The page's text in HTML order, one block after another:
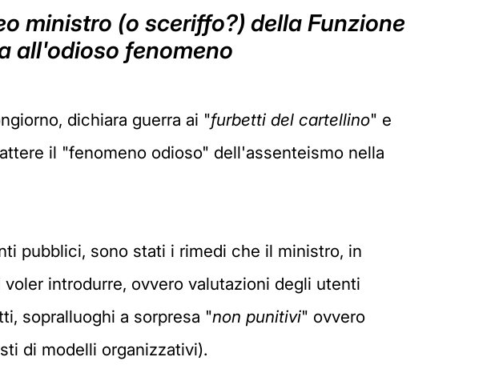
ministro (o sceriffo?) della Funzione
all'odioso fenomeno
dichiara guerra ai "furbetti del cartellino" e
il "fenomeno odioso" dell'assenteismo nella
pubblici, sono stati i rimedi che il ministro, in
introdurre, ovvero valutazioni degli utenti
sopralluoghi a sorpresa "non punitivi" ovvero
di modelli organizzativi).